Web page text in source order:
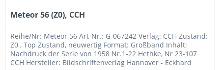
Meteor 56 (Z0), CCH
Reihe/Nr: Meteor 56 Art-Nr.: G-067242 Verlag: CCH Zustand:
Z0 , Top Zustand, neuwertig Format: Großband Inhalt:
Nachdruck der Serie von 1958 Nr.1-22 Hethke, Nr 23-107
CCH Hersteller: Bildschriftenverlag Hannover - Eckhard